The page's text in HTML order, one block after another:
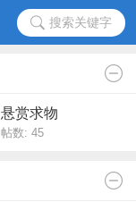
搜索关键字
悬赏求物
帖数: 45